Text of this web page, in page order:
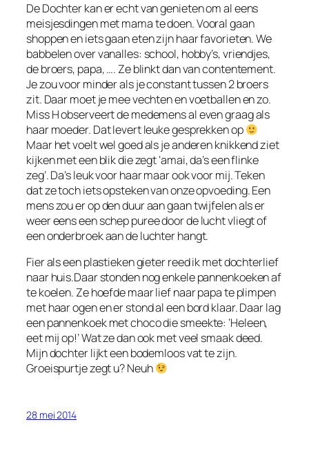
De Dochter kan er echt van genieten om al eens
meisjesdingen met mama te doen. Vooral gaan
shoppen en iets gaan eten zijn haar favorieten. We
babbelen over vanalles: school, hobby’s, vriendjes,
de broers, papa, …. Ze blinkt dan van contentement.
Je zou voor minder als je constant tussen 2 broers
zit. Daar moet je mee vechten en voetballen en zo.
Miss H observeert de medemens al even graag als
haar moeder. Dat levert leuke gesprekken op
Maar het voelt wel goed als je anderen knikkend ziet
kijken met een blik die zegt ‘amai, da’s een flinke
zeg’. Da’s leuk voor haar maar ook voor mij. Teken
dat ze toch iets opsteken van onze opvoeding. Een
mens zou er op den duur aan gaan twijfelen als er
weer eens een schep puree door de lucht vliegt of
een onderbroek aan de luchter hangt.
Fier als een plastieken gieter reed ik met dochterlief
naar huis.Daar stonden nog enkele pannenkoeken af
te koelen. Ze hoefde maar lief naar papa te plimpen
met haar ogen en er stond al een bord klaar. Daar lag
een pannenkoek met choco die smeekte: ‘Heleen,
eet mij op!’ Wat ze dan ook met veel smaak deed.
Mijn dochter lijkt een bodemloos vat te zijn.
Groeispurtje zegt u? Neuh
28 mei 2014